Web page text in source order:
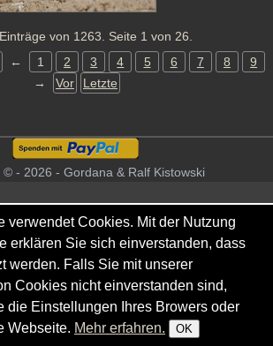
Einträge von 1263. Seite 1 von 26.
← 1 2 3 4 5 6 7 8
9
→
Vor Letzte
© - 2026 - Gordana & Ralf Kistowski
verwendet Cookies. Mit der Nutzung
erklären Sie sich einverstanden, dass
werden. Falls Sie mit unserer
Cookies nicht einverstanden sind,
die Einstellungen Ihres Browers oder
Webseite. Mehr erfahren. OK